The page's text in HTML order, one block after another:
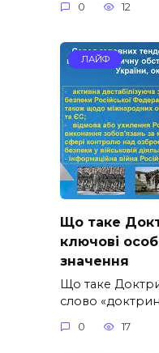
0 12
ЛАЙФ
Що таке
ключові
значення
Що таке
слово
0 17